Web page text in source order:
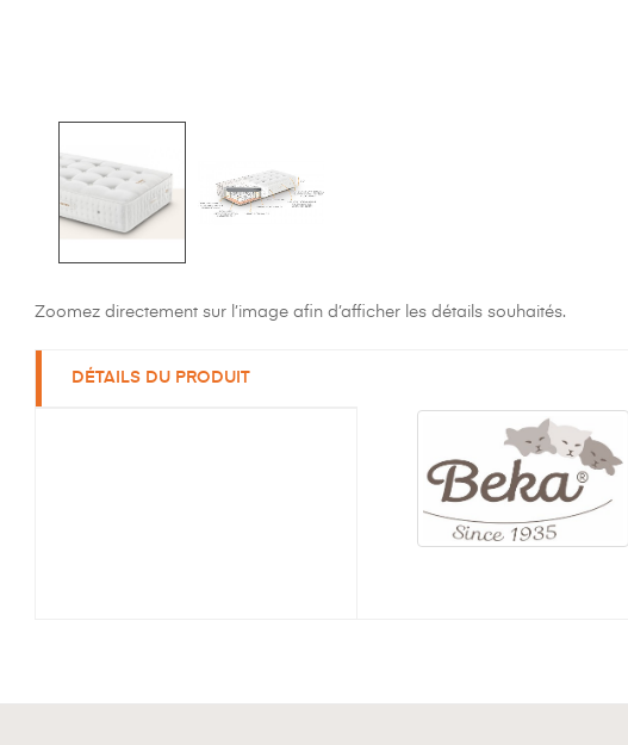
Zoomez directement sur l’image afin d’afficher les détails souhaités.
DÉTAILS DU PRODUIT